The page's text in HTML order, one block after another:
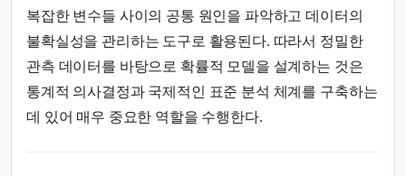
복잡한 변수들 사이의 공통 원인을 파악하고 데이터의
불확실성을 관리하는 도구로 활용된다. 따라서 정밀한
관측 데이터를 바탕으로 확률적 모델을 설계하는 것은
통계적 의사결정과 국제적인 표준 분석 체계를 구축하는
데 있어 매우 중요한 역할을 수행한다.